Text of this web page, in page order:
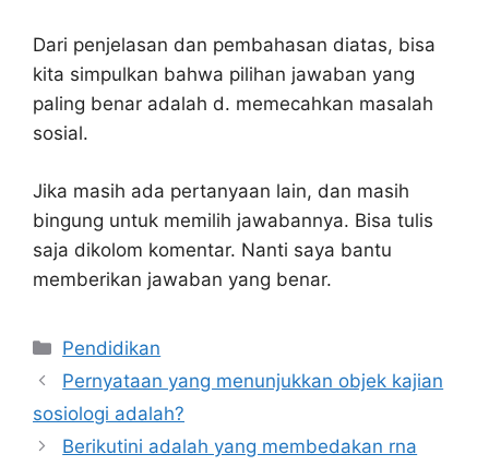
Dari penjelasan dan pembahasan diatas, bisa
kita simpulkan bahwa pilihan jawaban yang
paling benar adalah d. memecahkan masalah
sosial.
Jika masih ada pertanyaan lain, dan masih
bingung untuk memilih jawabannya. Bisa tulis
saja dikolom komentar. Nanti saya bantu
memberikan jawaban yang benar.
Kategori
Pendidikan
Pernyataan yang menunjukkan objek kajian
sosiologi adalah?
Berikutini adalah yang membedakan rna